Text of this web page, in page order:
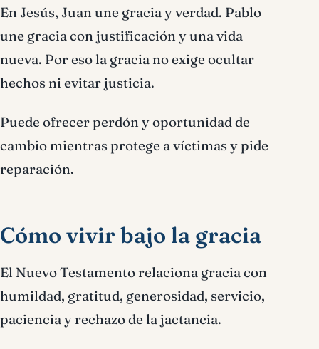
En Jesús, Juan une gracia y verdad. Pablo
une gracia con justificación y una vida
nueva. Por eso la gracia no exige ocultar
hechos ni evitar justicia.
Puede ofrecer perdón y oportunidad de
cambio mientras protege a víctimas y pide
reparación.
Cómo vivir bajo la gracia
El Nuevo Testamento relaciona gracia con
humildad, gratitud, generosidad, servicio,
paciencia y rechazo de la jactancia.